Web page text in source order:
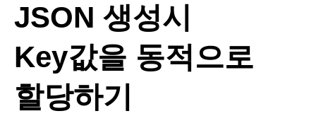
JSON 생성시
Key값을 동적으로
할당하기